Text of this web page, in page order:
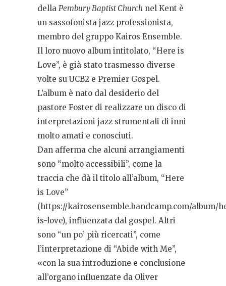
della Pembury Baptist Church nel Kent è
un sassofonista jazz professionista,
membro del gruppo Kairos Ensemble.
Il loro nuovo album intitolato, “Here is
Love”, è già stato trasmesso diverse
volte su UCB2 e Premier Gospel.
L’album è nato dal desiderio del
pastore Foster di realizzare un disco di
interpretazioni jazz strumentali di inni
molto amati e conosciuti.
Dan afferma che alcuni arrangiamenti
sono “molto accessibili”, come la
traccia che dà il titolo all’album, “Here
is Love”
(https://kairosensemble.bandcamp.com/album/
is-love), influenzata dal gospel. Altri
sono “un po’ più ricercati”, come
l’interpretazione di “Abide with Me”,
«con la sua introduzione e conclusione
all’organo influenzate da Oliver